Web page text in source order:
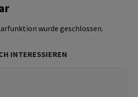
wurde geschlossen.
INTERESSIEREN